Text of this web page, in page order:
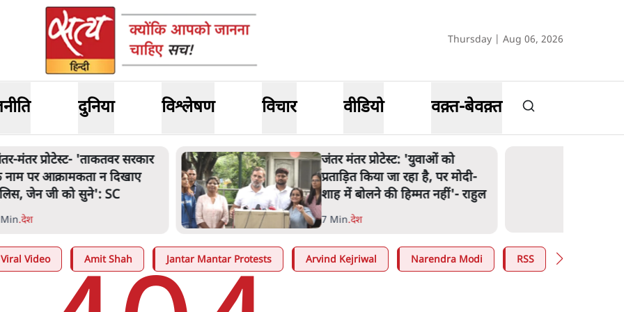
Thursday | Aug 06, 2026
दुनिया विश्लेषण विचार वीडियो वक़्त-बेवक़्त
मंतर प्रोटेस्ट- 'ताकतवर सरकार
पर आक्रामकता न दिखाए
जेन जी को सुने': SC
.देश
जंतर मंतर प्रोटेस्ट: 'युवाओं को
प्रताड़ित किया जा रहा है, पर मोदी-
शाह में बोलने की हिम्मत नहीं'- राहुल
7 Min.देश
Viral Video Amit Shah Jantar Mantar Protests Arvind Kejriwal Narendra Modi RSS